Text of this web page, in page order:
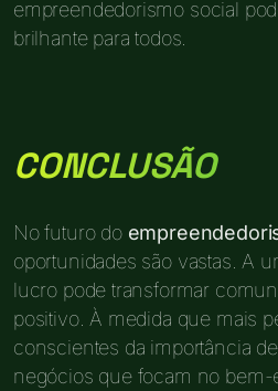
empreendedorismo social
brilhante para todos.
CONCLUSÃO
No futuro do
oportunidades são vastas. A
lucro pode transformar
positivo. À medida que mais
conscientes da importância
negócios que focam no bem-